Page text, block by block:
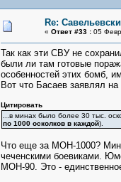
Re:
« Ответ #33 :05
Так как эти СВУ не
были ли там готовые
особенностей этих бомб,
Вот что Басаев заявлял на
Цитировать
...в минах было более 30 тыс.
по 1000 осколков в каждой).
Что еще за МОН-1000? Мин
чеченскими боевиками.
МОН-90. Это -